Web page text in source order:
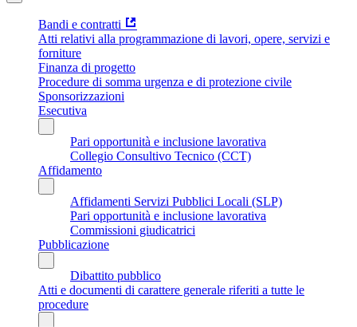
Bandi e contratti
Atti relativi alla programmazione di lavori, opere, servizi e
forniture
Finanza di progetto
Procedure di somma urgenza e di protezione civile
Sponsorizzazioni
Esecutiva
Pari opportunità e inclusione lavorativa
Collegio Consultivo Tecnico (CCT)
Affidamento
Affidamenti Servizi Pubblici Locali (SLP)
Pari opportunità e inclusione lavorativa
Commissioni giudicatrici
Pubblicazione
Dibattito pubblico
Atti e documenti di carattere generale riferiti a tutte le
procedure